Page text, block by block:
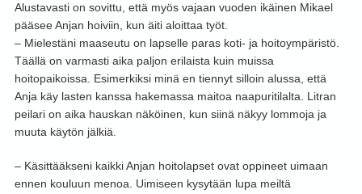
Alustavasti on sovittu, että myös vajaan vuoden ikäinen Mikael
pääsee Anjan hoiviin, kun äiti aloittaa työt.
– Mielestäni maaseutu on lapselle paras koti- ja hoitoympäristö.
Täällä on varmasti aika paljon erilaista kuin muissa
hoitopaikoissa. Esimerkiksi minä en tiennyt silloin alussa, että
Anja käy lasten kanssa hakemassa maitoa naapuritilalta. Litran
peilari on aika hauskan näköinen, kun siinä näkyy lommoja ja
muuta käytön jälkiä.
– Käsittääkseni kaikki Anjan hoitolapset ovat oppineet uimaan
ennen kouluun menoa. Uimiseen kysytään lupa meiltä